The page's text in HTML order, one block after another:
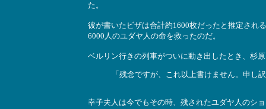
た。
彼が書いたビザは合計約1600枚だったと推定され
6000人のユダヤ人の命を救ったのだ。
ベルリン行きの列車がついに動き出したとき、杉
「残念ですが、これ以上書けません。申し
幸子夫人は今でもその時、残されたユダヤ人のシ